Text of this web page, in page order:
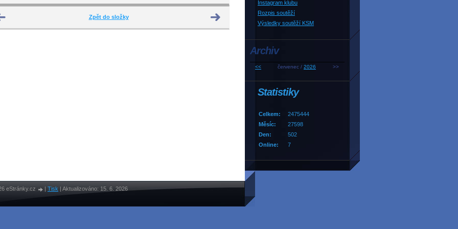
Zpět do složky
Instagram klubu
Rozpis soutěží
Výsledky soutěží KSM
Archiv
<< červenec / 2026 >>
Statistiky
Online: 7
Celkem:
2475444
Měsíc:
27598
Den:
502
eStránky.cz Tisk Aktualizováno: 15. 6. 2026